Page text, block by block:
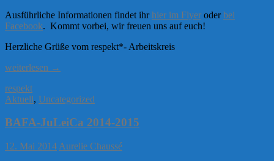
Ausführliche Informationen findet ihrhier im Flyer oderbei
Facebook. Kommt vorbei, wir freuen uns auf euch!
Herzliche Grüße vom respekt*- Arbeitskreis
respekt*
weiterlesen →
respekt
Aktuell, Uncategorized
BAFA-JuLeiCa 2014-2015
12. Mai 2014 Aurelie Chaussé